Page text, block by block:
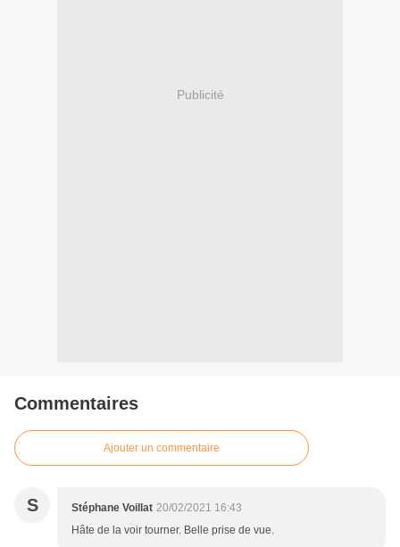
Publicité
Commentaires
Ajouter un commentaire
S Stéphane Voillat 20/02/2021 16:43
Hâte de la voir tourner. Belle prise de vue.